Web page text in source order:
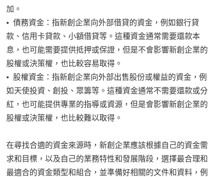
加。
• 債務資金：指新創企業向外部借貸的資金，例如銀行貸
款、信用卡貸款、小額借貸等。這種資金通常需要還款本
息，也可能需要提供抵押或保證，但是不會影響新創企業的
股權或決策權，也比較容易取得。
• 股權資金：指新創企業向外部出售股份或權益的資金，例
如天使投資、創投、眾籌等。這種資金通常不需要還款或分
紅，也可能提供專業的指導或資源，但是會影響新創企業的
股權或決策權，也比較難以取得。
在尋找合適的資金來源時，新創企業應該根據自己的資金需
求和目標，以及自己的業務特性和發展階段，選擇最合理和
最適合的資金類型和組合，並準備好相關的文件和資料，例